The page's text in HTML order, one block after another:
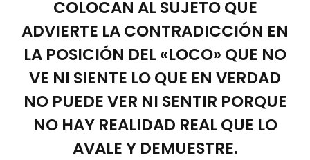
COLOCAN AL SUJETO QUE
ADVIERTE LA CONTRADICCIÓN EN
LA POSICIÓN DEL «LOCO» QUE NO
VE NI SIENTE LO QUE EN VERDAD
NO PUEDE VER NI SENTIR PORQUE
NO HAY REALIDAD REAL QUE LO
AVALE Y DEMUESTRE.